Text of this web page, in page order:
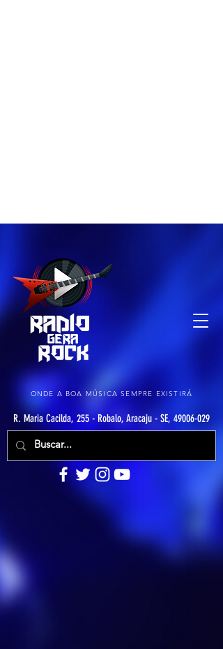
ONDE A BOA MÚSICA SEMPRE EXISTIRÁ
R. Maria Cacilda, 255 - Robalo, Aracaju - SE, 49006-029